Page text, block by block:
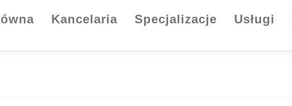
Kancelaria Specjalizacje Usługi